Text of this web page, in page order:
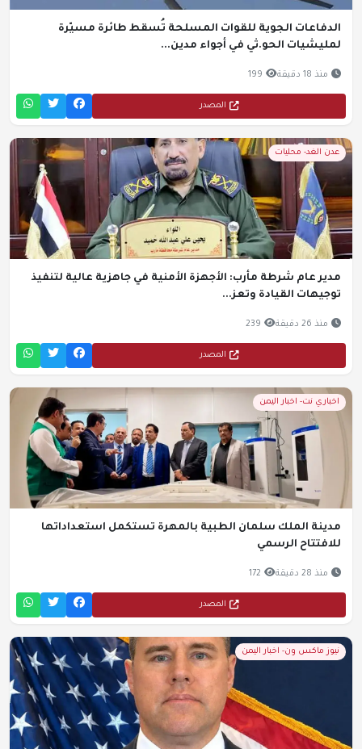
الدفاعات الجوية للقوات المسلحة تُسقط طائرة مسيّرة
لمليشيات الحو.ثي في أجواء مدين...
منذ 18 دقيقة 199
المصدر
عدن الغد- محليات
مدير عام شرطة مأرب: الأجهزة الأمنية في جاهزية عالية لتنفيذ
توجيهات القيادة وتعز...
منذ 26 دقيقة 239
المصدر
اخباري نت- اخبار اليمن
مدينة الملك سلمان الطبية بالمهرة تستكمل استعداداتها
للافتتاح الرسمي
منذ 28 دقيقة 172
المصدر
نيوز ماكس ون- اخبار اليمن